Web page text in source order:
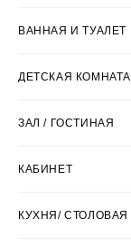
ВАННАЯ И ТУАЛЕТ
ДЕТСКАЯ КОМНАТА
ЗАЛ / ГОСТИНАЯ
КАБИНЕТ
КУХНЯ/ СТОЛОВАЯ